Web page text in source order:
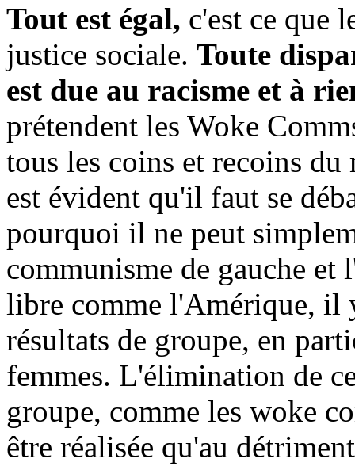
Tout est égal, c'est ce que
justice sociale. Toute
est due au racisme et à
prétendent les Woke
tous les coins et recoins
est évident qu'il faut se
pourquoi il ne peut
communisme de gauche et
libre comme l'Amérique, il
résultats de groupe, en
femmes. L'élimination de
groupe, comme les woke
être réalisée qu'au